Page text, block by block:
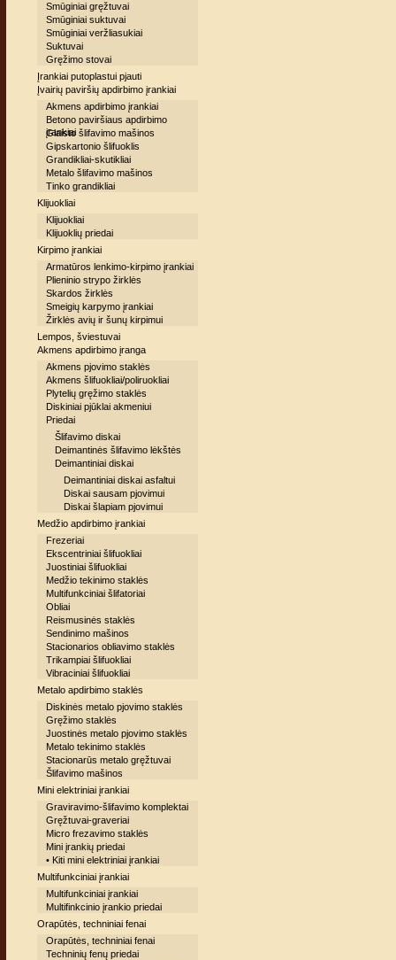
Smūginiai gręžtuvai
Smūginiai suktuvai
Smūginiai veržliasukiai
Suktuvai
Gręžimo stovai
Įrankiai putoplastui pjauti
Įvairių paviršių apdirbimo įrankiai
Akmens apdirbimo įrankiai
Betono paviršiaus apdirbimo
įrankiai
Glaisto šlifavimo mašinos
Gipskartonio šlifuoklis
Grandikliai-skutikliai
Metalo šlifavimo mašinos
Tinko grandikliai
Klijuokliai
Klijuokliai
Klijuoklių priedai
Kirpimo įrankiai
Armatūros lenkimo-kirpimo įrankiai
Plieninio strypo žirklės
Skardos žirklės
Smeigių karpymo įrankiai
Žirklės avių ir šunų kirpimui
Lempos, šviestuvai
Akmens apdirbimo įranga
Akmens pjovimo staklės
Akmens šlifuokliai/poliruokliai
Plytelių gręžimo staklės
Diskiniai pjūklai akmeniui
Priedai
Šlifavimo diskai
Deimantinės šlifavimo lėkštės
Deimantiniai diskai
Deimantiniai diskai asfaltui
Diskai sausam pjovimui
Diskai šlapiam pjovimui
Medžio apdirbimo įrankiai
Frezeriai
Ekscentriniai šlifuokliai
Juostiniai šlifuokliai
Medžio tekinimo staklės
Multifunkciniai šlifatoriai
Obliai
Reismusinės staklės
Sendinimo mašinos
Stacionarios obliavimo staklės
Trikampiai šlifuokliai
Vibraciniai šlifuokliai
Metalo apdirbimo staklės
Diskinės metalo pjovimo staklės
Gręžimo staklės
Juostinės metalo pjovimo staklės
Metalo tekinimo staklės
Stacionarūs metalo gręžtuvai
Šlifavimo mašinos
Mini elektriniai įrankiai
Graviravimo-šlifavimo komplektai
Gręžtuvai-graveriai
Micro frezavimo staklės
Mini įrankių priedai
• Kiti mini elektriniai įrankiai
Multifunkciniai įrankiai
Multifunkciniai įrankiai
Multifinkcinio įrankio priedai
Orapūtės, techniniai fenai
Orapūtės, techniniai fenai
Techninių fenų priedai